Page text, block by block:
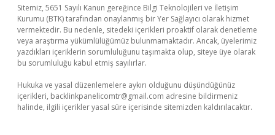
Sitemiz, 5651 Sayılı Kanun gereğince Bilgi Teknolojileri ve İletişim
Kurumu (BTK) tarafından onaylanmış bir Yer Sağlayıcı olarak hizmet
vermektedir. Bu nedenle, sitedeki içerikleri proaktif olarak denetleme
veya araştırma yükümlülüğümüz bulunmamaktadır. Ancak, üyelerimiz
yazdıkları içeriklerin sorumluluğunu taşımakta olup, siteye üye olarak
bu sorumluluğu kabul etmiş sayılırlar.
Hukuka ve yasal düzenlemelere aykırı olduğunu düşündüğünüz
içerikleri, backlinkpanelicomtr@gmail.com adresine bildirmeniz
halinde, ilgili içerikler yasal süre içerisinde sitemizden kaldırılacaktır.